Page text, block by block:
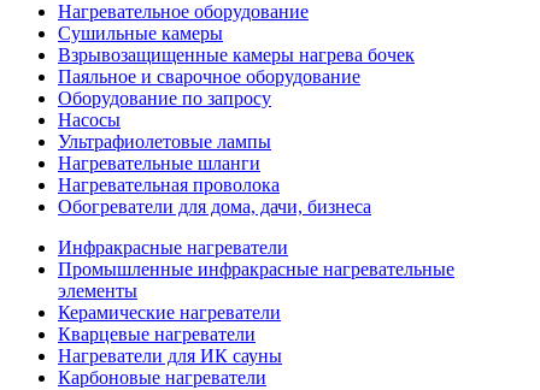
Нагревательное оборудование
Сушильные камеры
Взрывозащищенные камеры нагрева бочек
Паяльное и сварочное оборудование
Оборудование по запросу
Насосы
Ультрафиолетовые лампы
Нагревательные шланги
Нагревательная проволока
Обогреватели для дома, дачи, бизнеса
Инфракрасные нагреватели
Промышленные инфракрасные нагревательные
элементы
Керамические нагреватели
Кварцевые нагреватели
Нагреватели для ИК сауны
Карбоновые нагреватели